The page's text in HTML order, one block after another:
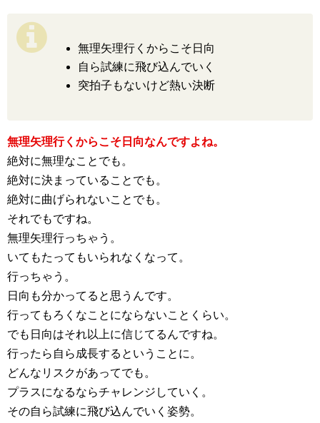
無理矢理行くからこそ日向
自ら試練に飛び込んでいく
突拍子もないけど熱い決断
無理矢理行くからこそ日向なんですよね。
絶対に無理なことでも。
絶対に決まっていることでも。
絶対に曲げられないことでも。
それでもですね。
無理矢理行っちゃう。
いてもたってもいられなくなって。
行っちゃう。
日向も分かってると思うんです。
行ってもろくなことにならないことくらい。
でも日向はそれ以上に信じてるんですね。
行ったら自ら成長するということに。
どんなリスクがあってでも。
プラスになるならチャレンジしていく。
その自ら試練に飛び込んでいく姿勢。